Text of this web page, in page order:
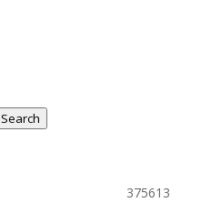
Search
375613